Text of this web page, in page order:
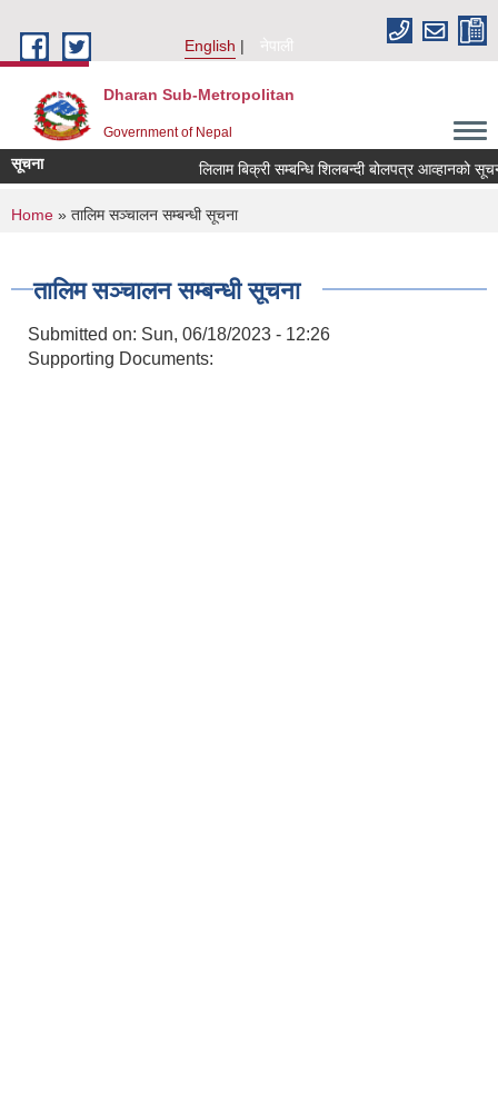
English
नेपाली
Dharan Sub-Metropolitan
Government of Nepal
सूचना लिलाम बिक्री सम्बन्धि शिलबन्दी बोलपत्र
You are here
Home » तालिम सञ्चालन सम्बन्धी सूचना
तालिम सञ्चालन सम्बन्धी सूचना
Submitted on: Sun, 06/18/2023 - 12:26
Supporting Documents: